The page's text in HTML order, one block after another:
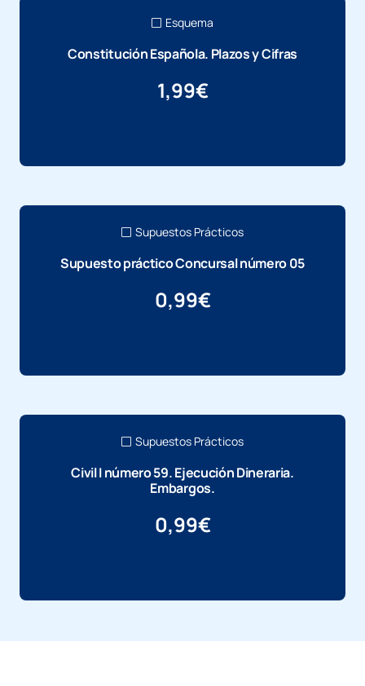
Esquema
Constitución Española. Plazos y Cifras
1,99€
Supuestos Prácticos
Supuesto práctico Concursal número 05
0,99€
Supuestos Prácticos
Civil I número 59. Ejecución Dineraria.
Embargos.
0,99€